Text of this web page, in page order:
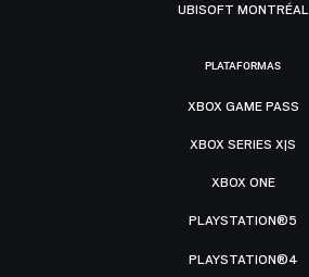
UBISOFT MONTRÉAL
PLATAFORMAS
XBOX GAME PASS
XBOX SERIES X|S
XBOX ONE
PLAYSTATION®5
PLAYSTATION®4